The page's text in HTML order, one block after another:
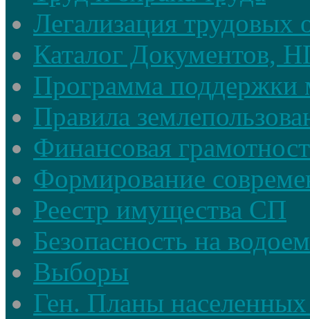
Легализация трудовых
Каталог Документов,
Программа поддержки
Правила
Финансовая
Формирование
Реестр имущества СП
Безопасность на
Выборы
Ген. Планы